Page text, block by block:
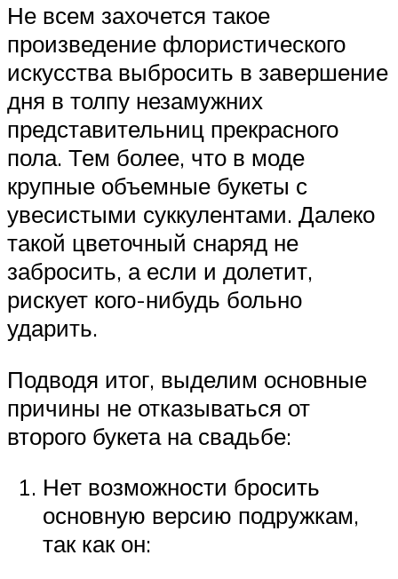
Не всем захочется такое
произведение флористического
искусства выбросить в завершение
дня в толпу незамужних
представительниц прекрасного
пола. Тем более, что в моде
крупные объемные букеты с
увесистыми суккулентами. Далеко
такой цветочный снаряд не
забросить, а если и долетит,
рискует кого-нибудь больно
ударить.
Подводя итог, выделим основные
причины не отказываться от
второго букета на свадьбе:
Нет возможности бросить
основную версию подружкам,
так как он: